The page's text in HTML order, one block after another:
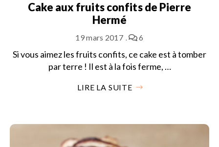
Cake aux fruits confits de Pierre
Hermé
19 mars 2017 6
Si vous aimez les fruits confits, ce cake est à tomber
par terre ! Il est à la fois ferme, …
LIRE LA SUITE